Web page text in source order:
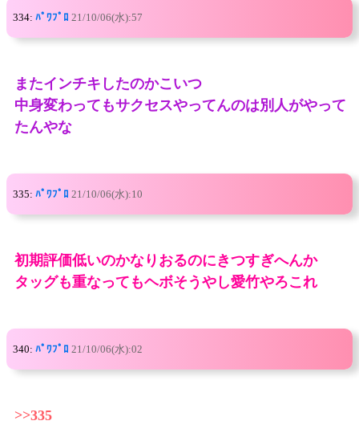
334: ﾊﾟﾜﾌﾟﾛ 21/10/06(水):57
またインチキしたのかこいつ
中身変わってもサクセスやってんのは別人がやって
たんやな
335: ﾊﾟﾜﾌﾟﾛ 21/10/06(水):10
初期評価低いのかなりおるのにきつすぎへんか
タッグも重なってもヘボそうやし愛竹やろこれ
340: ﾊﾟﾜﾌﾟﾛ 21/10/06(水):02
>>335